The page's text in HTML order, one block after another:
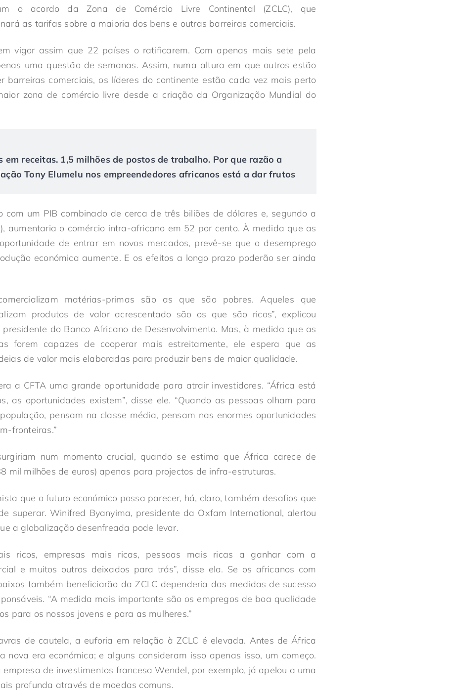
o acordo da Zona de Comércio Livre Continental (ZCLC), que
as tarifas sobre a maioria dos bens e outras barreiras comerciais.
vigor assim que 22 países o ratificarem. Com apenas mais sete pela
uma questão de semanas. Assim, numa altura em que outros estão
barreiras comerciais, os líderes do continente estão cada vez mais perto
zona de comércio livre desde a criação da Organização Mundial do
em receitas. 1,5 milhões de postos de trabalho. Por que razão a
Tony Elumelu nos empreendedores africanos está a dar frutos
com um PIB combinado de cerca de três biliões de dólares e, segundo a
aumentaria o comércio intra-africano em 52 por cento. À medida que as
de entrar em novos mercados, prevê-se que o desemprego
económica aumente. E os efeitos a longo prazo poderão ser ainda
matérias-primas são as que são pobres. Aqueles que
produtos de valor acrescentado são os que são ricos”, explicou
do Banco Africano de Desenvolvimento. Mas, à medida que as
forem capazes de cooperar mais estreitamente, ele espera que as
de valor mais elaboradas para produzir bens de maior qualidade.
a CFTA uma grande oportunidade para atrair investidores. “África está
as oportunidades existem”, disse ele. “Quando as pessoas olham para
pensam na classe média, pensam nas enormes oportunidades
fronteiras.”
num momento crucial, quando se estima que África carece de
mil milhões de euros) apenas para projectos de infra-estruturas.
que o futuro económico possa parecer, há, claro, também desafios que
superar. Winifred Byanyima, presidente da Oxfam International, alertou
a globalização desenfreada pode levar.
ricos, empresas mais ricas, pessoas mais ricas a ganhar com a
e muitos outros deixados para trás”, disse ela. Se os africanos com
também beneficiarão da ZCLC dependeria das medidas de sucesso
“A medida mais importante são os empregos de boa qualidade
para os nossos jovens e para as mulheres.”
de cautela, a euforia em relação à ZCLC é elevada. Antes de África
nova era económica; e alguns consideram isso apenas isso, um começo.
empresa de investimentos francesa Wendel, por exemplo, já apelou a uma
profunda através de moedas comuns.